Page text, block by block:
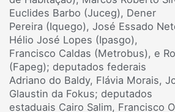
Euclides Barbo (Juceg), Dener
Pereira (Iquego), José Essado
Hélio José Lopes (Ipasgo),
Francisco Caldas (Metrobus), e
(Fapeg); deputados federais
Adriano do Baldy, Flávia Morais,
Glaustin da Fokus; deputados
estaduais Cairo Salim, Francisco